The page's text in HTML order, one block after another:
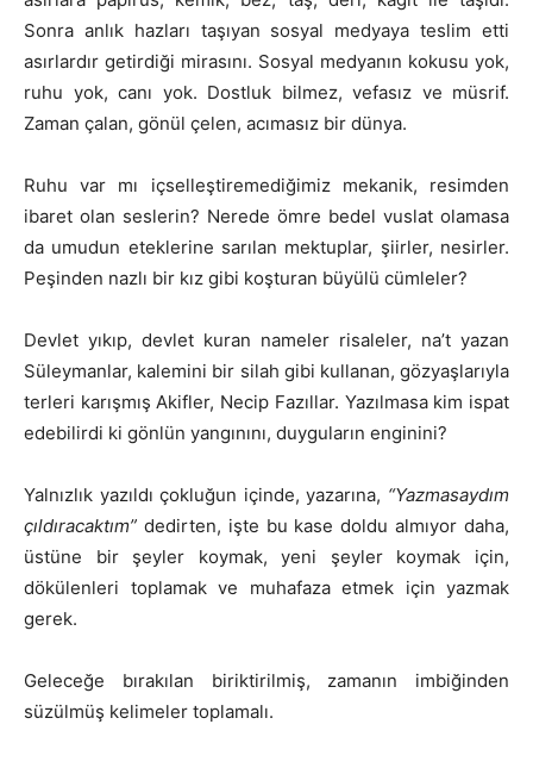
Sonra anlık hazları taşıyan sosyal medyaya teslim etti
asırlardır getirdiği mirasını. Sosyal medyanın kokusu yok,
ruhu yok, canı yok. Dostluk bilmez, vefasız ve müsrif.
Zaman çalan, gönül çelen, acımasız bir dünya.
Ruhu var mı içselleştiremediğimiz mekanik, resimden
ibaret olan seslerin? Nerede ömre bedel vuslat olamasa
da umudun eteklerine sarılan mektuplar, şiirler, nesirler.
Peşinden nazlı bir kız gibi koşturan büyülü cümleler?
Devlet yıkıp, devlet kuran nameler risaleler, na’t yazan
Süleymanlar, kalemini bir silah gibi kullanan, gözyaşlarıyla
terleri karışmış Akifler, Necip Fazıllar. Yazılmasa kim ispat
edebilirdi ki gönlün yangınını, duyguların enginini?
Yalnızlık yazıldı çokluğun içinde, yazarına, “Yazmasaydım
çıldıracaktım” dedirten, işte bu kase doldu almıyor daha,
üstüne bir şeyler koymak, yeni şeyler koymak için,
dökülenleri toplamak ve muhafaza etmek için yazmak
gerek.
Geleceğe bırakılan biriktirilmiş, zamanın imbiğinden
süzülmüş kelimeler toplamalı.